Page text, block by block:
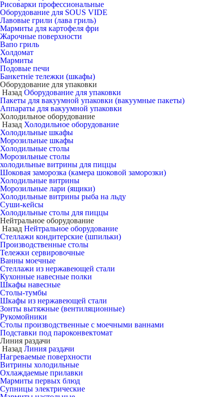
Рисоварки профессиональные
Оборудование для SOUS VIDE
Лавовые грили (лава гриль)
Мармиты для картофеля фри
Жарочные поверхности
Вапо гриль
Холдомат
Мармиты
Подовые печи
Банкетніе тележки (шкафы)
Оборудование для упаковки
Назад Оборудование для упаковки
Пакеты для вакуумной упаковки (вакуумные пакеты)
Аппараты для вакуумной упаковки
Холодильное оборудование
Назад Холодильное оборудование
Холодильные шкафы
Морозильные шкафы
Холодильные столы
Морозильные столы
холодильные витрины для пиццы
Шоковая заморозка (камера шоковой заморозки)
Холодильные витрины
Морозильные лари (ящики)
Холодильные витрины рыба на льду
Суши-кейсы
Холодильные столы для пиццы
Нейтральное оборудование
Назад Нейтральное оборудование
Стеллажи кондитерские (шпильки)
Производственные столы
Тележки сервировочные
Ванны моечные
Стеллажи из нержавеющей стали
Кухонные навесные полки
Шкафы навесные
Столы-тумбы
Шкафы из нержавеющей стали
Зонты вытяжные (вентиляционные)
Рукомойники
Столы производственные с моечными ваннами
Подставки под пароконвектомат
Линия раздачи
Назад Линия раздачи
Нагреваемые поверхности
Витрины холодильные
Охлаждаемые прилавки
Мармиты первых блюд
Супницы электрические